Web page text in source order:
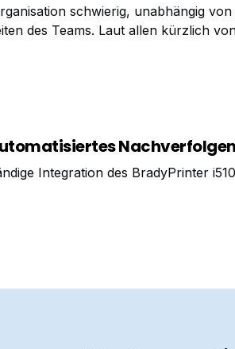
schwierig, unabhängig
des Teams. Laut allen kürzlich
haben jedoch die meisten
Nachverfolgen
Integration des BradyPrinter